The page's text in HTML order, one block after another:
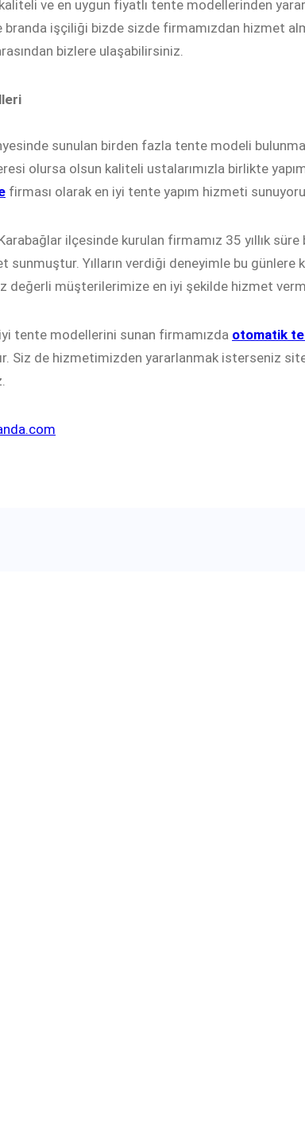
kaliteli ve en uygun fiyatlı tente modellerinden
branda işçiliği bizde sizde firmamızdan hizmet
bizlere ulaşabilirsiniz.
sunulan birden fazla tente modeli
olursa olsun kaliteli ustalarımızla birlikte
firması olarak en iyi tente yapım hizmeti
ilçesinde kurulan firmamız 35 yıllık süre
sunmuştur. Yılların verdiği deneyimle bu
değerli müşterilerimize en iyi şekilde hizmet
iyi tente modellerini sunan firmamızda otomatik
Siz de hizmetimizden yararlanmak isterseniz